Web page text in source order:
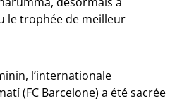
le trophée de meilleur
l’internationale
(FC Barcelone) a été sacrée